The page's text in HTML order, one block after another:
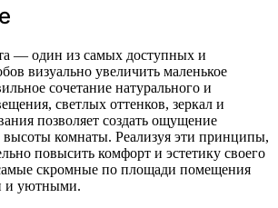
— один из самых доступных и
визуально увеличить маленькое
сочетание натурального и
светлых оттенков, зеркал и
позволяет создать ощущение
комнаты. Реализуя эти принципы,
повысить комфорт и эстетику своего
скромные по площади помещения
и уютными.